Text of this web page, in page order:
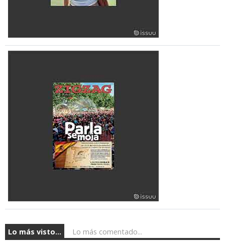
Lo más visto... Lo más comentado...